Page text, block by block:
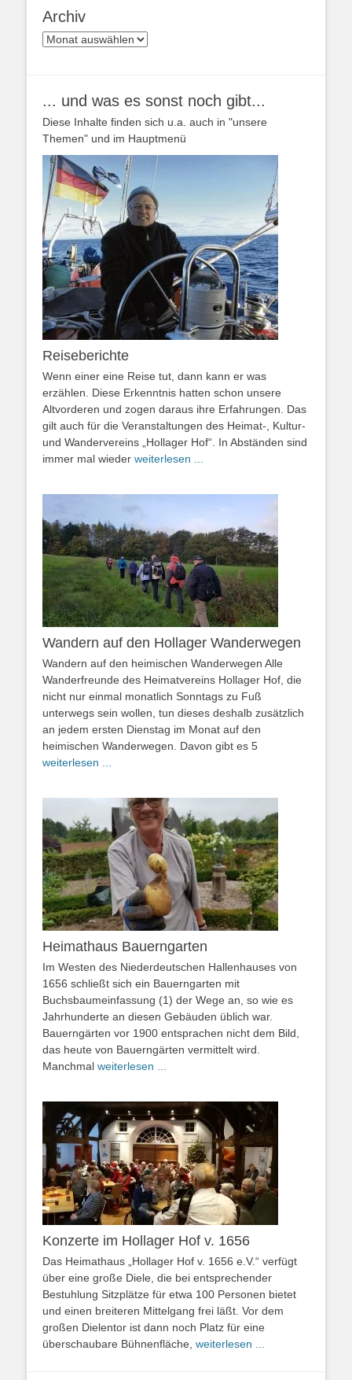
Archiv
Archiv
... und was es sonst noch gibt...
Diese Inhalte finden sich u.a. auch in "unsere
Themen" und im Hauptmenü
Reiseberichte
Wenn einer eine Reise tut, dann kann er was
erzählen. Diese Erkenntnis hatten schon unsere
Altvorderen und zogen daraus ihre Erfahrungen. Das
gilt auch für die Veranstaltungen des Heimat-, Kultur-
und Wandervereins „Hollager Hof“. In Abständen sind
immer mal wieder weiterlesen ...
Wandern auf den Hollager Wanderwegen
Wandern auf den heimischen Wanderwegen Alle
Wanderfreunde des Heimatvereins Hollager Hof, die
nicht nur einmal monatlich Sonntags zu Fuß
unterwegs sein wollen, tun dieses deshalb zusätzlich
an jedem ersten Dienstag im Monat auf den
heimischen Wanderwegen. Davon gibt es 5
weiterlesen ...
Heimathaus Bauerngarten
Im Westen des Niederdeutschen Hallenhauses von
1656 schließt sich ein Bauerngarten mit
Buchsbaumeinfassung (1) der Wege an, so wie es
Jahrhunderte an diesen Gebäuden üblich war.
Bauerngärten vor 1900 entsprachen nicht dem Bild,
das heute von Bauerngärten vermittelt wird.
Manchmal weiterlesen ...
Konzerte im Hollager Hof v. 1656
Das Heimathaus „Hollager Hof v. 1656 e.V.“ verfügt
über eine große Diele, die bei entsprechender
Bestuhlung Sitzplätze für etwa 100 Personen bietet
und einen breiteren Mittelgang frei läßt. Vor dem
großen Dielentor ist dann noch Platz für eine
überschaubare Bühnenfläche, weiterlesen ...